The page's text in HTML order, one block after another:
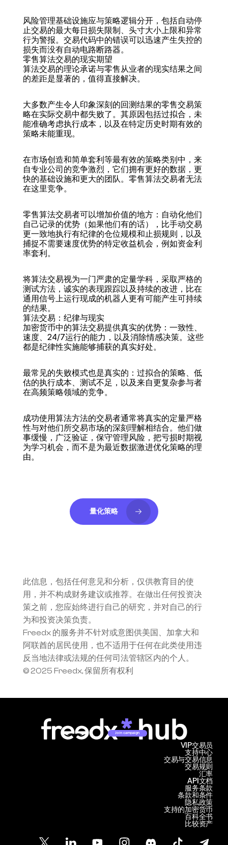
风险管理基础设施应与策略逻辑分开，包括自动停
止交易的最大每日损失限制、头寸大小上限和异常
行为警报。交易代码中的错误可以迅速产生失控的
损失而没有自动电路断路器。
零售算法交易的现实期望
算法交易的理论承诺与零售从业者的现实结果之间
的差距是显著的，值得直接解决。
大多数产生令人印象深刻的回测结果的零售交易策
略在实际交易中都失败了。其原因包括过拟合，未
能准确考虑执行成本，以及在特定历史时期有效的
策略未能重现。
在市场创造和简单套利等最有效的策略类别中，来
自专业公司的竞争激烈，它们拥有更好的数据，更
快的基础设施和更大的团队。零售算法交易者无法
在这里竞争。
零售算法交易者可以增加价值的地方：自动化他们
自己记录的优势（如果他们有的话），比手动交易
更一致地执行有纪律的仓位规模和止损规则，以及
捕捉不需要速度优势的特定收益机会，例如资金利
率套利。
将算法交易视为一门严肃的定量学科，采取严格的
测试方法，诚实的表现跟踪以及持续的改进，比在
通用信号上运行现成的机器人更有可能产生可持续
的结果。
算法交易：纪律与现实
加密货币中的算法交易提供真实的优势：一致性、
速度、24/7运行的能力，以及消除情感决策。这些
都是纪律性实施能够捕获的真实好处。
最常见的失败模式也是真实的：过拟合的策略、低
估的执行成本、测试不足，以及来自更复杂参与者
在高频策略领域的竞争。
成功使用算法方法的交易者通常将真实的定量严格
性与对他们所交易市场的深刻理解相结合。他们做
事缓慢，广泛验证，保守管理风险，把亏损时期视
为学习机会，而不是为最近数据激进优化策略的理
由。
量化策略
此信息，包括任何意见和分析，仅供教育目的使
用，并不构成财务建议或推荐。在做出任何投资决
策之前，您应始终进行自己的研究，并对自己的行
为和投资决策负责。
Freedx 的服务并不针对或意图供美国、加拿大和
阿联酋的居民使用，也不适用于任何在此类使用违
反当地法律或法规的任何司法管辖区内的个人。
© 2025 Freedx, 保留所有权利
Join campaign
支持中心
交易与交易信息
VIP交易员
交易规则
汇率
API文档
服务条款
条款和条件
隐私政策
支持的加密货币
百科全书
比较资产